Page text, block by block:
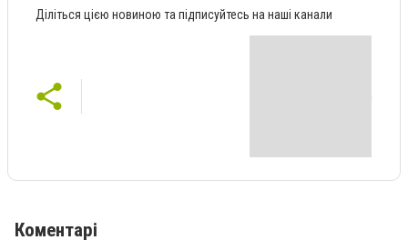
Діліться цією новиною та підписуйтесь на наші канали
Коментарі